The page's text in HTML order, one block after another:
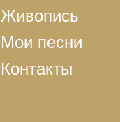
Живопись
Мои песни
Контакты